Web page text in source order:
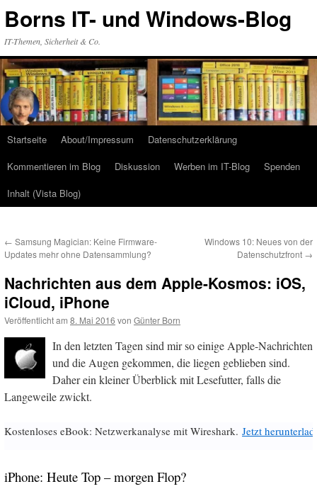
Inhalt
Borns IT- und Windows-Blog
IT-Themen, Sicherheit & Co.
Startseite About/Impressum
Datenschutzerklärung
Kommentieren im Blog
Diskussion Werben im IT-Blog
Spenden
Inhalt (Vista Blog)
← Samsung Magician: Keine Firmware-
Updates mehr ohne Datensammlung?
Windows 10: Neues von der
Datenschutzfront →
Nachrichten aus dem Apple-Kosmos: iOS,
iCloud, iPhone
Veröffentlicht am 8. Mai 2016 von Günter Born
In den letzten Tagen sind mir so einige Apple-Nachrichten
und die Augen gekommen, die liegen geblieben sind.
Daher ein kleiner Überblick mit Lesefutter, falls die
Langeweile zwickt.
Kostenloses eBook: Netzwerkanalyse mit Wireshark. Jetzt
iPhone: Heute Top – morgen Flop?